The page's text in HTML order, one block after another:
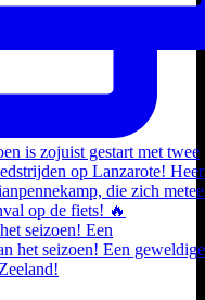
seizoen! Een